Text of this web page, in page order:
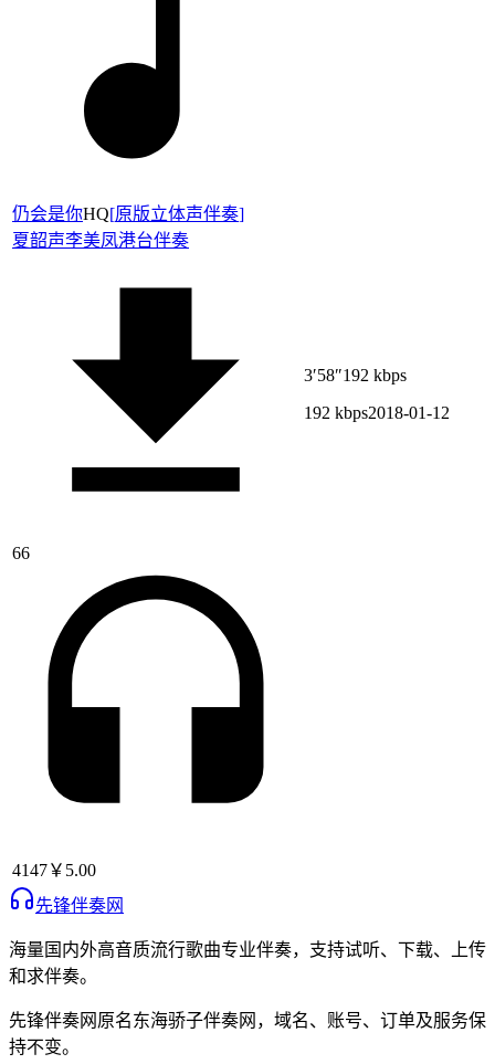
仍会是你HQ[原版立体声伴奏]
夏韶声李美凤港台伴奏
66
4147￥5.00
3′58″192 kbps
192 kbps2018-01-12
先锋伴奏网
海量国内外高音质流行歌曲专业伴奏，支持试听、下载、上传
和求伴奏。
先锋伴奏网 原名东海骄子伴奏网 ，域名、账号、订单及服务保
持不变。